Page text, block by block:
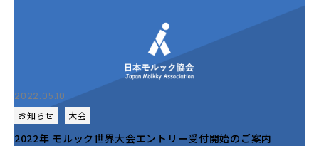
2022.05.10
お知らせ
大会
2022年 モルック世界大会エントリー受付開始のご案内